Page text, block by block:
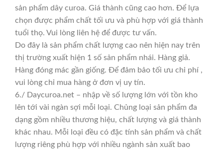
sản phẩm dây curoa. Giá thành cũng cao hơn. Để lựa
chọn được phẩm chất tối ưu và phù hợp với giá thành
tuổi thọ. Vui lòng liên hệ để được tư vấn.
Do đây là sản phẩm chất lượng cao nên hiện nay trên
thị trường xuất hiện 1 số sản phẩm nhái. Hàng giả.
Hàng đóng mác gần giống. Để đảm bảo tối ưu chi phí ,
vui lòng chỉ mua hàng ở đơn vị uy tín.
6./ Daycuroa.net – nhập về số lượng lớn với tồn kho
lên tới vài ngàn sợi mỗi loại. Chủng loại sản phẩm đa
dạng gồm nhiều thương hiệu, chất lượng và giá thành
khác nhau. Mỗi loại đều có đặc tính sản phẩm và chất
lượng riêng phù hợp với nhiều ngành sản xuất bao